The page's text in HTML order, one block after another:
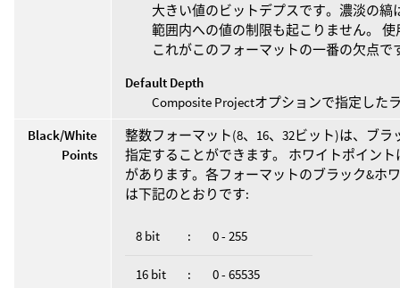
大きい値のビットデプスです。濃淡の
範囲内への値の制限も起こりません。
これがこのフォーマットの一番の欠点で
Default Depth
Composite Projectオプションで指定した
Black/White
Points
整数フォーマット(8、16、32ビット)は、ブ
指定することができます。 ホワイトポイン
があります。各フォーマットのブラック&ホ
は下記のとおりです:
8 bit : 0 - 255
16 bit : 0 - 65535